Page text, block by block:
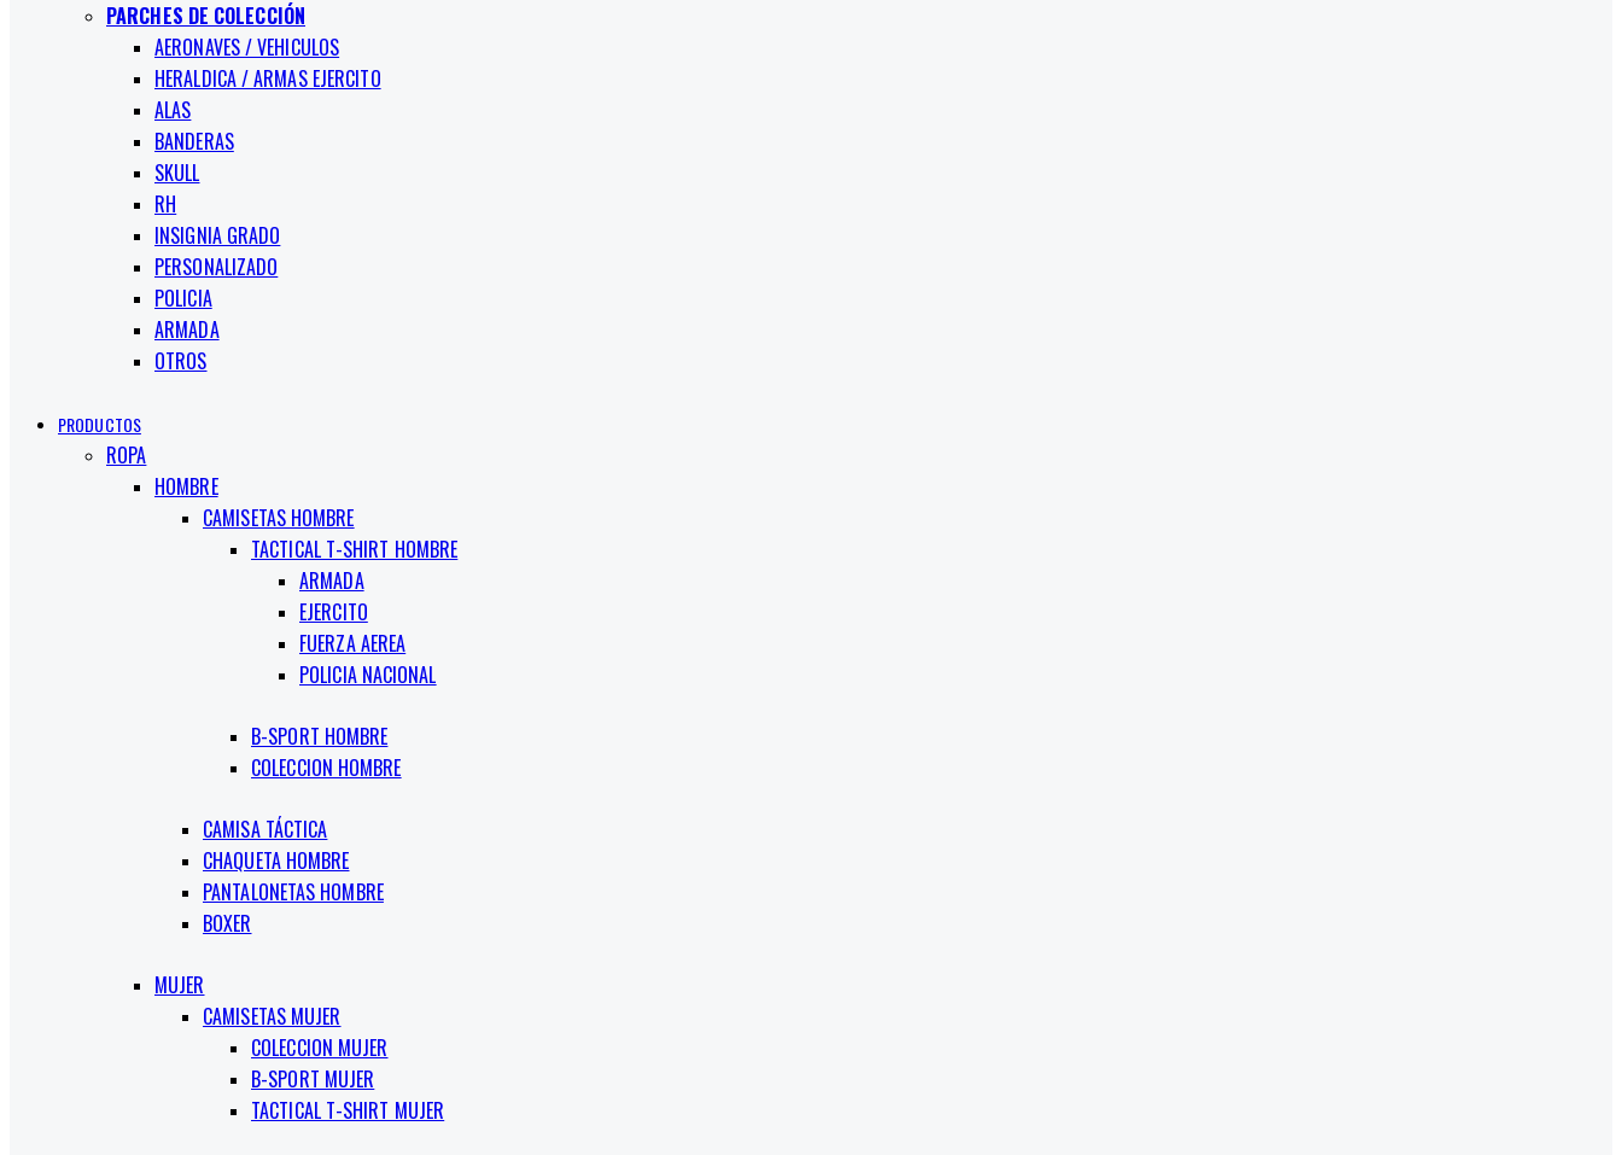
PARCHES DE COLECCIÓN
AERONAVES / VEHICULOS
HERALDICA / ARMAS EJERCITO
ALAS
BANDERAS
SKULL
RH
INSIGNIA GRADO
PERSONALIZADO
POLICIA
ARMADA
OTROS
PRODUCTOS
ROPA
HOMBRE
CAMISETAS HOMBRE
TACTICAL T-SHIRT HOMBRE
ARMADA
EJERCITO
FUERZA AEREA
POLICIA NACIONAL
B-SPORT HOMBRE
COLECCION HOMBRE
CAMISA TÁCTICA
CHAQUETA HOMBRE
PANTALONETAS HOMBRE
BOXER
MUJER
CAMISETAS MUJER
COLECCION MUJER
B-SPORT MUJER
TACTICAL T-SHIRT MUJER